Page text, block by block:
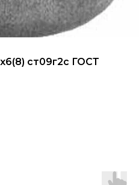
ст09г2с ГОСТ